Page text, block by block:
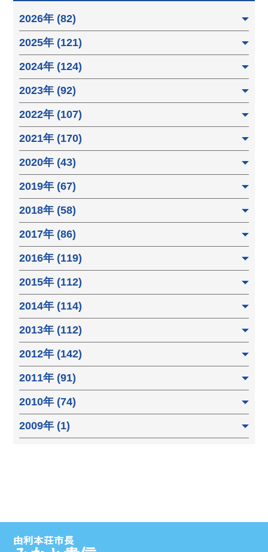
2026年 (82)
2025年 (121)
2024年 (124)
2023年 (92)
2022年 (107)
2021年 (170)
2020年 (43)
2019年 (67)
2018年 (58)
2017年 (86)
2016年 (119)
2015年 (112)
2014年 (114)
2013年 (112)
2012年 (142)
2011年 (91)
2010年 (74)
2009年 (1)